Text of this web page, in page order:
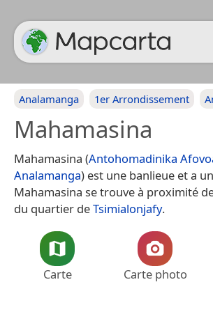
Analamanga 1er Arrondissement
Mahamasina
Mahamasina (Antohomadinika
Analamanga) est une banlieue et a
Mahamasina se trouve à proximité
du quartier deTsimialonjafy.
Carte Carte photo